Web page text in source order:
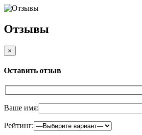
Отзывы
×
Оставить отзыв
Ваше имя:
Рейтинг: